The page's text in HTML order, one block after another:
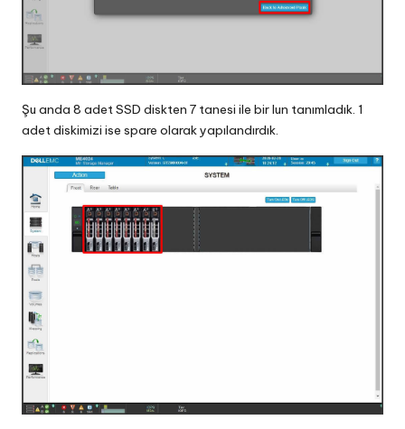
Şu anda 8 adet SSD diskten 7 tanesi ile bir lun tanımladık. 1
adet diskimizi ise spare olarak yapılandırdık.